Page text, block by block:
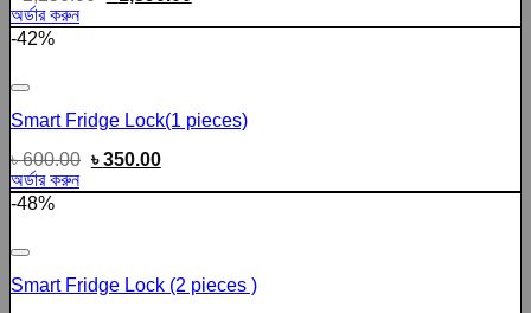
অর্ডার করুন
-42%
Smart Fridge Lock(1 pieces)
৳600.00 ৳350.00
অর্ডার করুন
-48%
Smart Fridge Lock (2 pieces )